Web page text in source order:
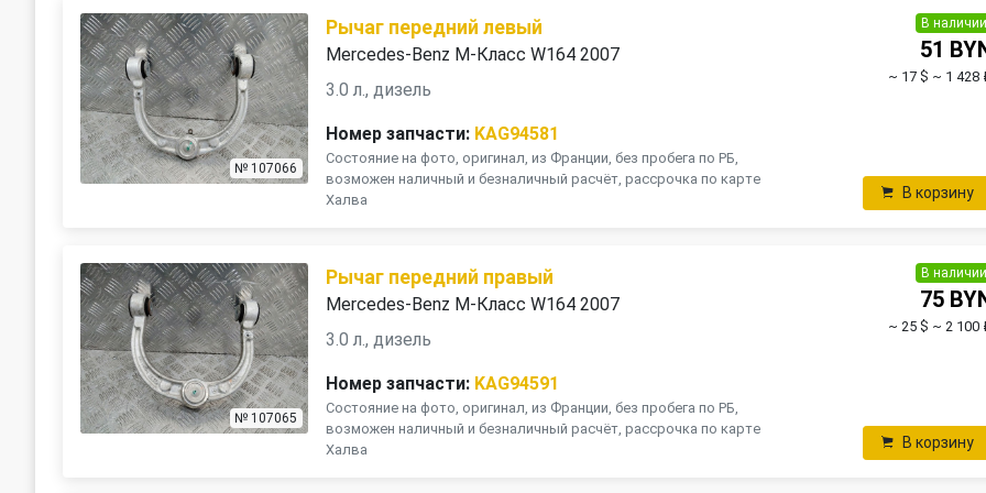
№ 107066
Рычаг передний левый
Mercedes-Benz M-Класс W164 2007
3.0 л., дизель
Номер запчасти: KAG94581
Состояние на фото, оригинал, из Франции, без пробега по РБ,
возможен наличный и безналичный расчёт, рассрочка по карте
Халва
В наличии
51
~ 17 $ ~ 1 428
В корзину
№ 107065
Рычаг передний правый
Mercedes-Benz M-Класс W164 2007
3.0 л., дизель
Номер запчасти: KAG94591
Состояние на фото, оригинал, из Франции, без пробега по РБ,
возможен наличный и безналичный расчёт, рассрочка по карте
Халва
В наличии
75
~ 25 $ ~ 2 100
В корзину